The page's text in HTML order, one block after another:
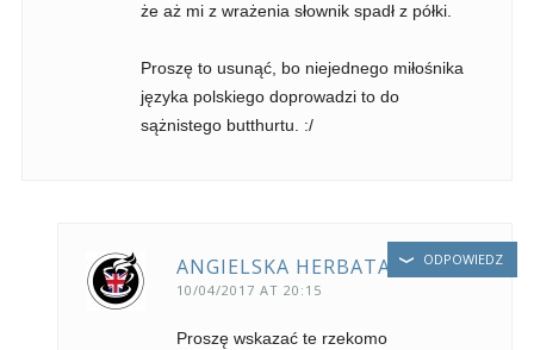
że aż mi z wrażenia słownik spadł z półki.
Proszę to usunąć, bo niejednego miłośnika
języka polskiego doprowadzi to do
sążnistego butthurtu. :/
ANGIELSKA HERBATA
10/04/2017 AT 20:15
Proszę wskazać te rzekomo
ODPOWIEDZ